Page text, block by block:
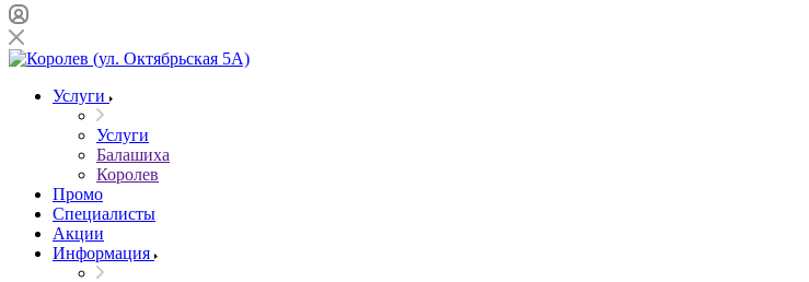
Услуги
Услуги
Балашиха
Королев
Промо
Специалисты
Акции
Информация